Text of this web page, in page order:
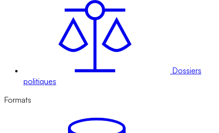
Dossiers
politiques
Formats